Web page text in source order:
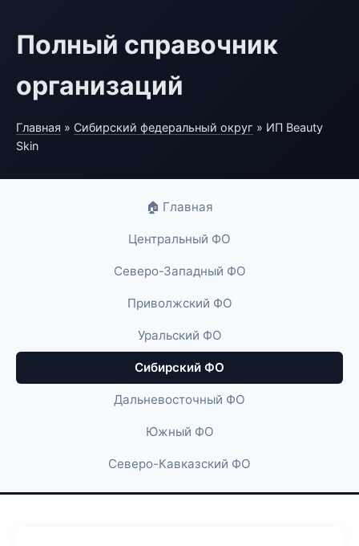
Полный справочник
организаций
Главная » Сибирский федеральный округ » ИП Beauty
Skin
🏠 Главная
Центральный ФО
Северо-Западный ФО
Приволжский ФО
Уральский ФО
Сибирский ФО
Дальневосточный ФО
Южный ФО
Северо-Кавказский ФО